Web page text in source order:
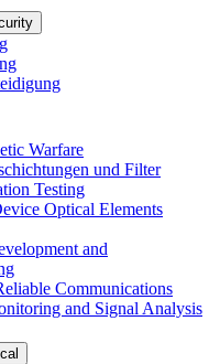
Warfare
und Filter
Testing
Optical Elements
and
Communications
and Signal Analysis